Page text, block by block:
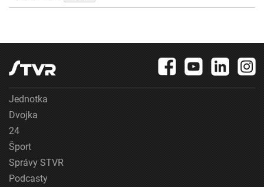
Jednotka
Dvojka
24
Šport
Správy STVR
Podcasty